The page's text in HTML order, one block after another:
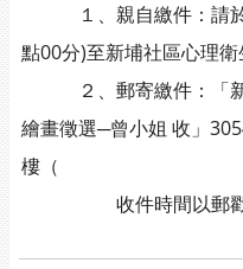
１、親自繳件：請於
點00分)至新埔社區心理衛
２、郵寄繳件：「新
繪畫徵選─曾小姐 收」
樓（
收件時間以郵戳為